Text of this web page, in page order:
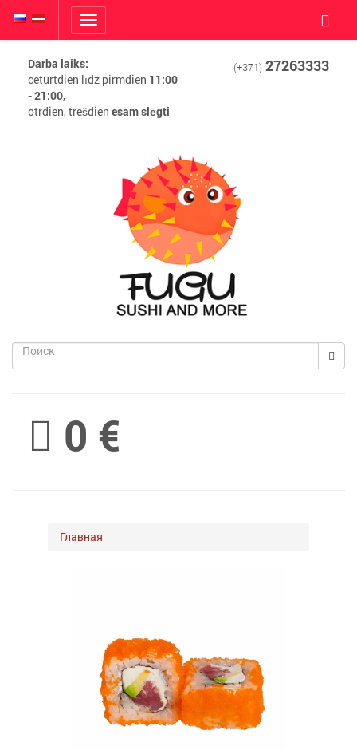
Toggle
navigation
Darba laiks:
ceturtdien līdz pirmdien 11:00
- 21:00,
otrdien, trešdien esam slēgti
(+371) 27263333
BetWest
0 €
Главная